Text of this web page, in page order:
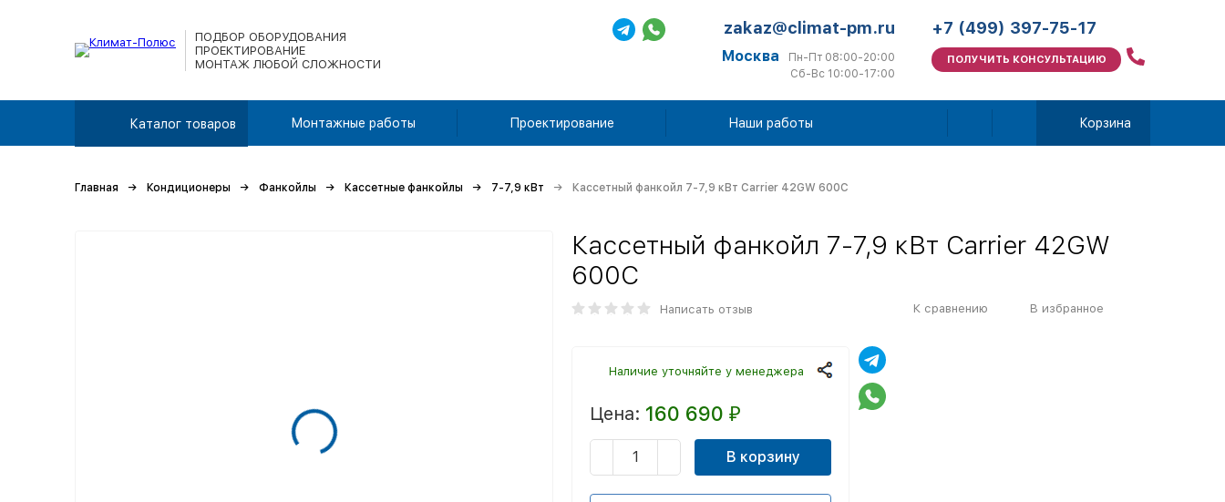
ПОДБОР ОБОРУДОВАНИЯ
ПРОЕКТИРОВАНИЕ
МОНТАЖ ЛЮБОЙ СЛОЖНОСТИ
zakaz@climat-pm.ru
Москва
Пн-Пт 08:00-20:00
Сб-Вс 10:00-17:00
+7 (499) 397-75-17
ПОЛУЧИТЬ КОНСУЛЬТАЦИЮ
Каталог товаров Монтажные работы Проектирование Наши работы Корзина
Главная Кондиционеры Фанкойлы Кассетные фанкойлы 7-7,9 кВт Кассетный фанкойл 7-7,9 кВт Carrier 42GW 600С
Кассетный фанкойл 7-7,9 кВт Carrier 42GW
600С
Написать отзыв К сравнению В избранное
Наличие уточняйте у менеджера
Цена: 160 690 ₽
В корзину